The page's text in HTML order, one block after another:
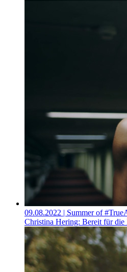
09.08.2022 | Summer of
Christina Hering: Bereit für